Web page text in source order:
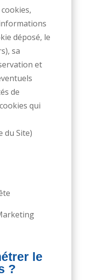
déposé, le
sa
et
de
qui
du Site)
le
?